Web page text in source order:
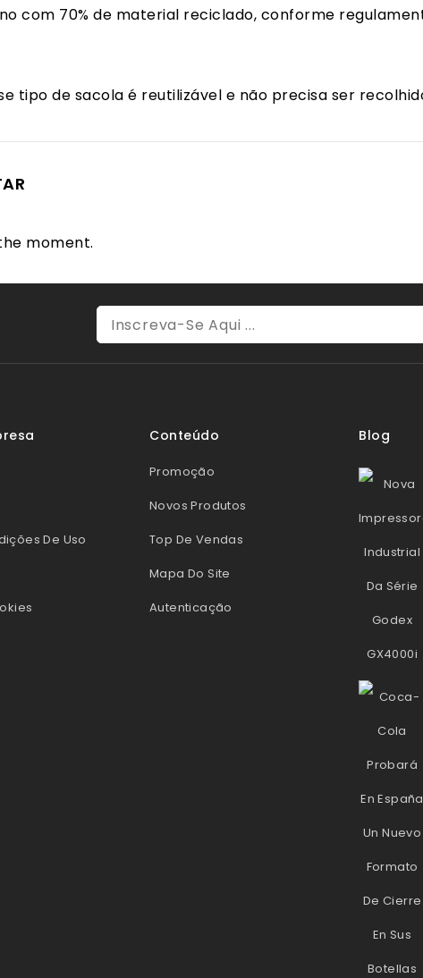
com 70% de material reciclado, conforme
tipo de sacola é reutilizável e não precisa ser
moment.
De Uso
Conteúdo
Promoção
Novos Produtos
Top De Vendas
Mapa Do Site
Autenticação
Blog